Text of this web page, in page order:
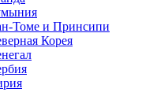
Томе и Принсипи
Корея